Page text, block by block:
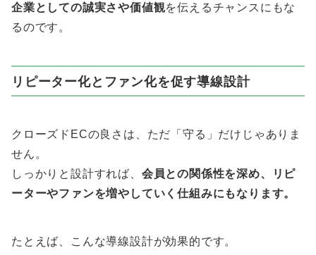
企業としての誠実さや価値観を伝えるチャンスにもな
るのです。
リピーター化とファン化を促す導線設計
クローズドECの良さは、ただ「守る」だけじゃありま
せん。
しっかりと設計すれば、 会員との関係性を深め、リピ
ーターやファンを増やしていく仕組みにもなります。
たとえば、こんな導線設計が効果的です。